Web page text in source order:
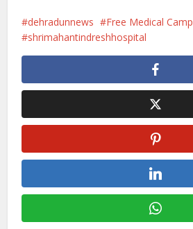
dehradunnews Free Medical Camp
shrimahantindreshhospital